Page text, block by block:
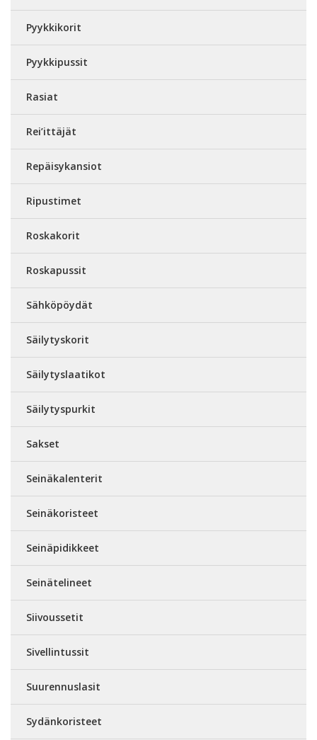
Pyykkikorit
Pyykkipussit
Rasiat
Rei’ittäjät
Repäisykansiot
Ripustimet
Roskakorit
Roskapussit
Sähköpöydät
Säilytyskorit
Säilytyslaatikot
Säilytyspurkit
Sakset
Seinäkalenterit
Seinäkoristeet
Seinäpidikkeet
Seinätelineet
Siivoussetit
Sivellintussit
Suurennuslasit
Sydänkoristeet